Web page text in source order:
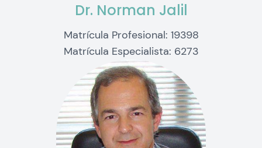
Dr. Norman Jalil
Matrícula Profesional: 19398
Matrícula Especialista: 6273